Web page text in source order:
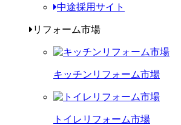
中途採用サイト
リフォーム市場
キッチンリフォーム市場
トイレリフォーム市場